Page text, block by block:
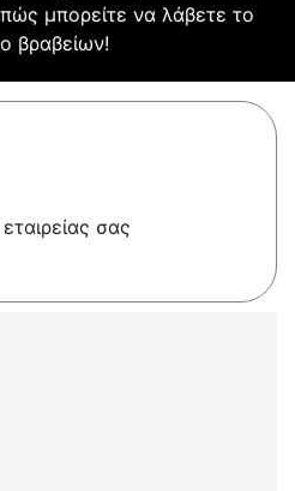
μπορείτε να λάβετε το
βραβείων!
σας